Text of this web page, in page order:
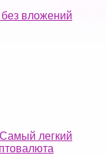
вложений
легкий